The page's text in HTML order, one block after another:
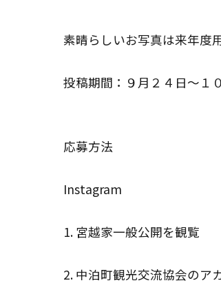
素晴らしいお写真は来年度
投稿期間：９月２４日～１
応募方法
Instagram
1. 宮越家一般公開を観覧
2. 中泊町観光交流協会のア